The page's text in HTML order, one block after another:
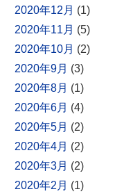
2020年12月 (1)
2020年11月 (5)
2020年10月 (2)
2020年9月 (3)
2020年8月 (1)
2020年6月 (4)
2020年5月 (2)
2020年4月 (2)
2020年3月 (2)
2020年2月 (1)